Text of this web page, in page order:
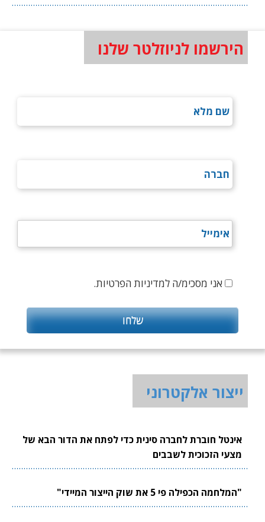
הירשמו לניוזלטר שלנו
אני מסכימ/ה למדיניות הפרטיות.
ייצור אלקטרוני
אינטל חוברת לחברה סינית כדי לפתח את הדור הבא של
מצעי הזכוכית לשבבים
"המלחמה הכפילה פי 5 את שוק הייצור המיידי"